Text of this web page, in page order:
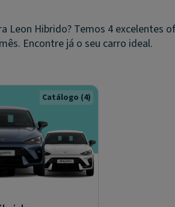
Leon Hibrido? Temos 4
Encontre já o seu carro ideal.
Catálogo (4)